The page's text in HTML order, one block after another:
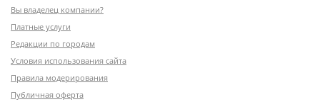
Вы владелец компании?
Платные услуги
Редакции по городам
Условия использования сайта
Правила модерирования
Публичная оферта